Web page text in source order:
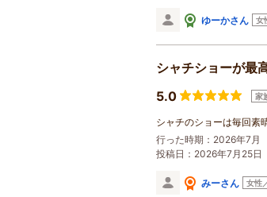
ゆーかさん 女
シャチショーが最
5.0
家
シャチのショーは毎回素
行った時期：2026年7月
投稿日：2026年7月25日
みーさん 女性